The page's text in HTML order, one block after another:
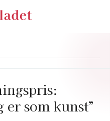
som kunst”